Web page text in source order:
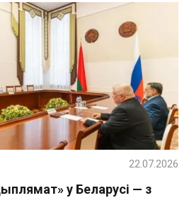
у Беларусі — з
22.07.2026